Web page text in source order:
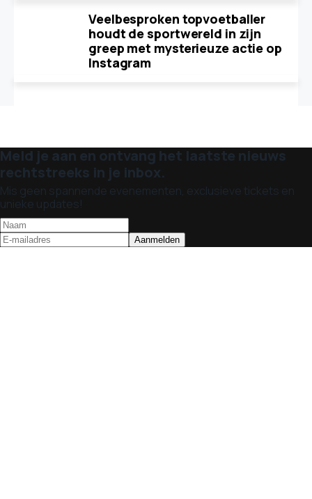
Veelbesproken topvoetballer
houdt de sportwereld in zijn
greep met mysterieuze actie op
Instagram
Meld je aan en ontvang het laatste nieuws
rechtstreeks in je inbox.
Mis geen spannende evenementen, exclusieve tickets en
unieke updates!